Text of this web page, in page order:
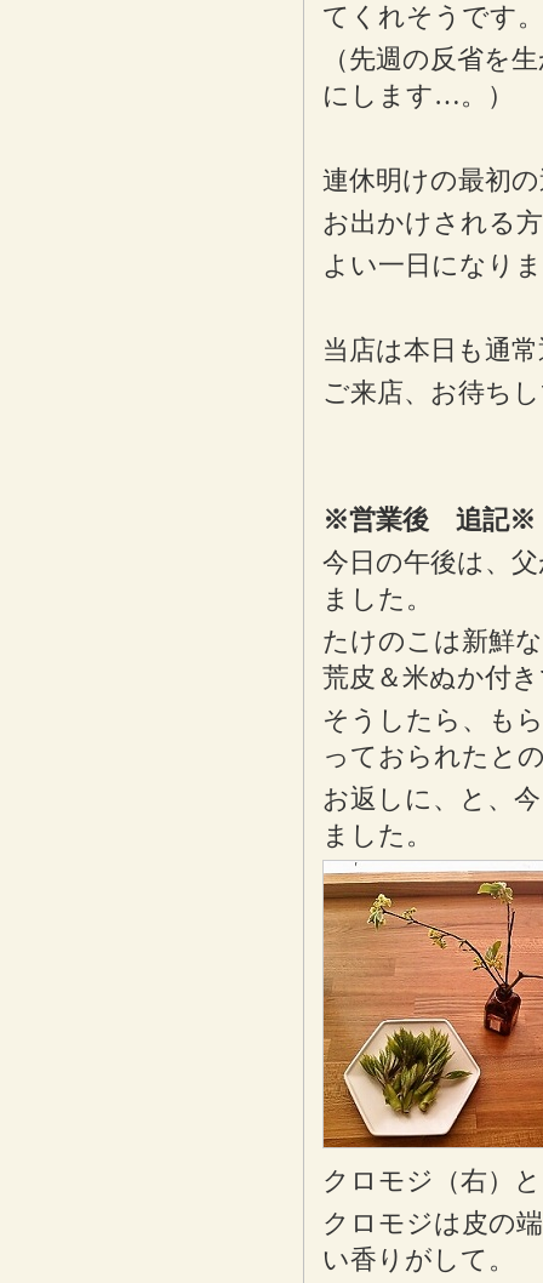
てくれそうです。
（先週の反省を
にします…。）
連休明けの最初
お出かけされる
よい一日になり
当店は本日も通
ご来店、お待ち
※営業後 追記※
今日の午後は、
ました。
たけのこは新鮮
荒皮＆米ぬか付
そうしたら、も
っておられたと
お返しに、と、
ました。
クロモジ（右）
クロモジは皮の
い香りがして。